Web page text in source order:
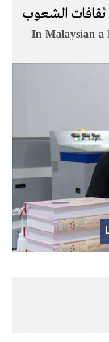
ثقافات الشعوب
In Malaysian